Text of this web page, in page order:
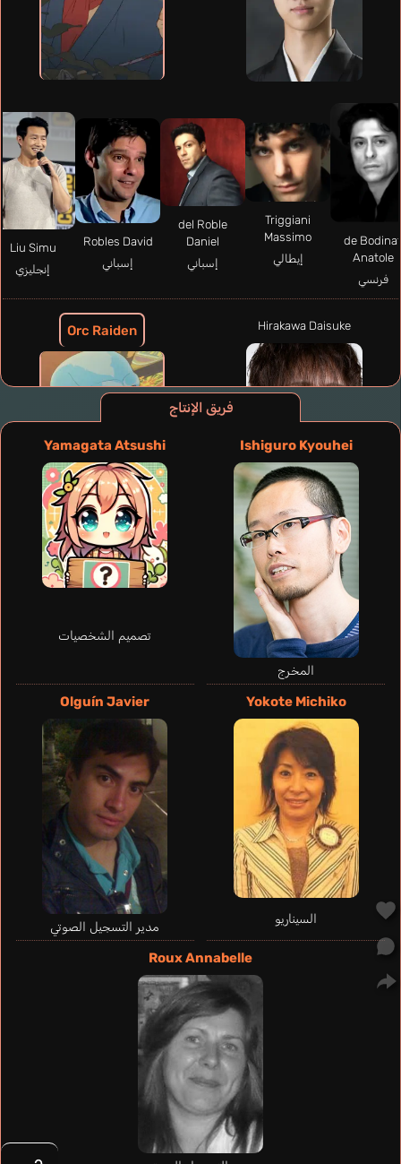
فريق الإنتاج
Ishiguro Kyouhei
المخرج
Yamagata Atsushi
تصميم الشخصيات
Yokote Michiko
السيناريو
Olguín Javier
مدير التسجيل الصوتي
Roux Annabelle
de Bodinat
Anatole
فرنسي
Triggiani
Massimo
إيطالي
del Roble
Daniel
إسباني
Robles David
إسباني
Liu Simu
إنجليزي
Orc Raiden Hirakawa Daisuke
Vigné Michel
فرنسي
De Francesco
إيطالي
برتغالي
إنجليزي
Sonya Wakayama Shion
Porto Luiza
برتغالي
Josephine
ألماني